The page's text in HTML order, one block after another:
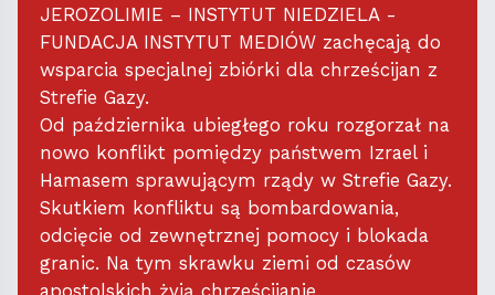
JEROZOLIMIE – INSTYTUT NIEDZIELA -
FUNDACJA INSTYTUT MEDIÓW zachęcają do
wsparcia specjalnej zbiórki dla chrześcijan z
Strefie Gazy.
Od października ubiegłego roku rozgorzał na
nowo konflikt pomiędzy państwem Izrael i
Hamasem sprawującym rządy w Strefie Gazy.
Skutkiem konfliktu są bombardowania,
odcięcie od zewnętrznej pomocy i blokada
granic. Na tym skrawku ziemi od czasów
apostolskich żyją chrześcijanie.